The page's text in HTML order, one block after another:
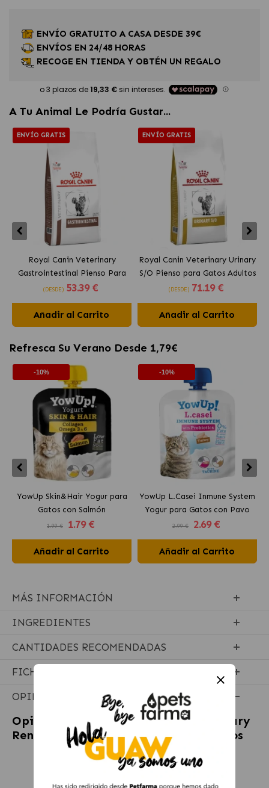
ENVÍO GRATUITO A CASA DESDE 39€
ENVÍOS EN 24/48 HORAS
RECOGE EN TIENDA Y OBTÉN UN REGALO
A Tu Animal Le Podría Gustar...
ENVÍO GRATIS
Royal Canin Veterinary
Gastrointestinal Pienso Para
Gatos Adultos
(DESDE) 53.39 €
Añadir al Carrito
ENVÍO GRATIS
Royal Canin Veterinary Urinary
S/O Pienso para Gatos Adultos
(DESDE) 71.19 €
Añadir al Carrito
Refresca Su Verano Desde 1,79€
-10%
YowUp Skin&Hair Yogur para
Gatos con Salmón
1.99 € 1.79 €
Añadir al Carrito
-10%
YowUp L.Casei Inmune System
Yogur para Gatos con Pavo
2.99 € 2.69 €
Añadir al Carrito
MÁS INFORMACIÓN
INGREDIENTES
CANTIDADES RECOMENDADAS
FICHA TÉCNICA
OPINIONES
Opiniones sobre
Royal Canin Veterinary
Renal Select Pienso para Gatos Adultos